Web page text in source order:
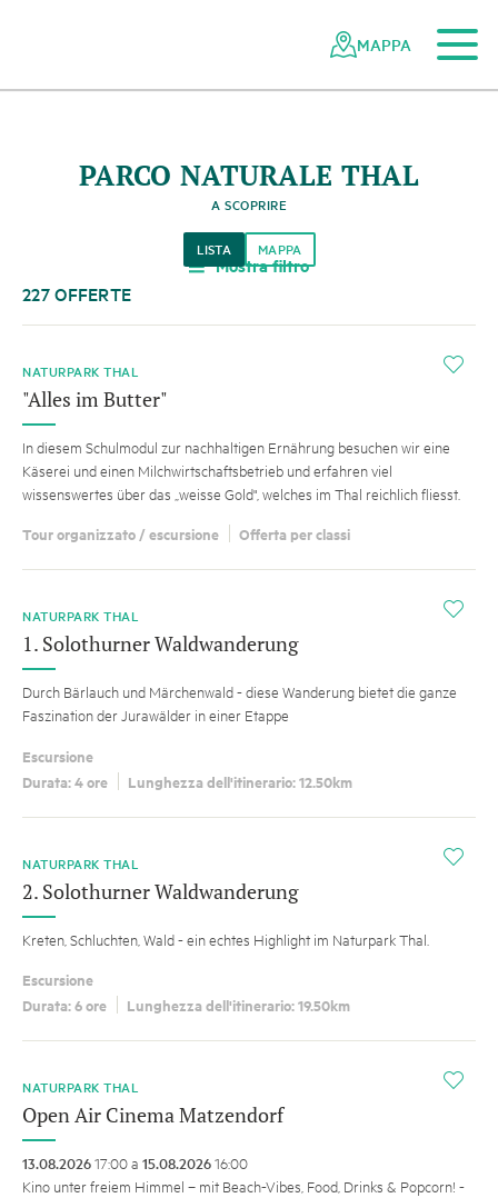
dei
MAPPA
PARCO NATURALE THAL
A SCOPRIRE
a Mostra filtro
LISTA MAPPA
227 OFFERTE
i
NATURPARK THAL
"Alles im Butter"
In diesem Schulmodul zur nachhaltigen Ernährung besuchen wir eine
Käserei und einen Milchwirtschaftsbetrieb und erfahren viel
wissenswertes über das „weisse Gold", welches im Thal reichlich fliesst.
Tour organizzato / escursione Offerta per classi
i
NATURPARK THAL
1. Solothurner Waldwanderung
Durch Bärlauch und Märchenwald - diese Wanderung bietet die ganze
Faszination der Jurawälder in einer Etappe
Escursione
Durata: 4 ore
Lunghezza dell'itinerario: 12.50km
i
NATURPARK THAL
2. Solothurner Waldwanderung
Kreten, Schluchten, Wald - ein echtes Highlight im Naturpark Thal.
Escursione
Durata: 6 ore
Lunghezza dell'itinerario: 19.50km
i
NATURPARK THAL
Open Air Cinema Matzendorf
13.08.202617:00 a 15.08.202616:00
Kino unter freiem Himmel – mit Beach-Vibes, Food, Drinks & Popcorn! -